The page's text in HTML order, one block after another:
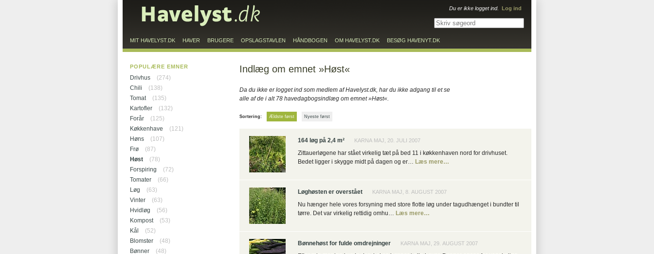
Indlæg om emnet »Høst«
Da du ikke er logget ind som medlem af Havelyst.dk, har du ikke adgang til et se
alle af de i alt 78 havedagbogsindlæg om emnet »Høst«.
Sortering: Ældste først Nyeste først
164 løg på 2,4 m² KARNA MAJ, 20. JULI 2007
Zittauerløgene har stået virkelig tæt på bed 11 i køkkenhaven nord for drivhuset.
Bedet ligger i skygge midt på dagen og er… Læs mere…
Løghøsten er overstået KARNA MAJ, 8. AUGUST 2007
Nu hænger hele vores forsyning med store flotte løg under tagudhænget i bundter til
tørre. Det var virkelig rettidig omhu… Læs mere…
Bønnehøst for fulde omdrejninger KARNA MAJ, 29. AUGUST 2007
POPULÆRE EMNER
Drivhus
(274)
Chili
(138)
Tomat
(135)
Kartofler
(132)
Forår
(125)
Køkkenhave
(121)
Høns
(107)
Frø
(87)
Høst
(78)
Forspiring
(72)
Tomater
(66)
Løg
(63)
Vinter
(63)
Hvidløg
(56)
Kompost
(53)
Kål
(52)
Blomster
(48)
Bønner
(48)
MIT HAVELYST.DK HAVER BRUGERE OPSLAGSTAVLEN HÅNDBOGEN OM HAVELYST.DK BESØG HAVENYT.DK
Du er ikke logget ind. Log ind